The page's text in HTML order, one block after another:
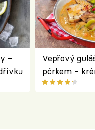
–
Vepřový
pórkem –
pokrm z